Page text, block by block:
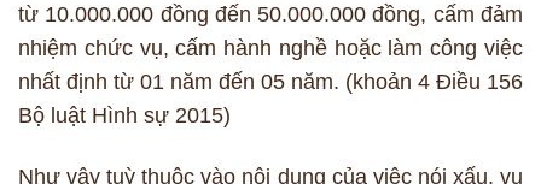
từ 10.000.000 đồng đến 50.000.000 đồng, cấm đảm
nhiệm chức vụ, cấm hành nghề hoặc làm công việc
nhất định từ 01 năm đến 05 năm. (khoản 4 Điều 156
Bộ luật Hình sự 2015)
Như vậy tuỳ thuộc vào nội dung của việc nói xấu, vu